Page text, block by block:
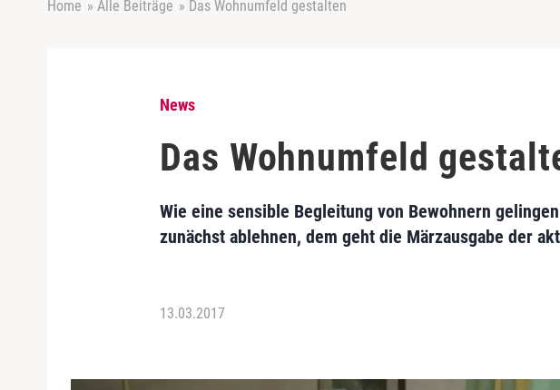
Home » Alle Beiträge » Das Wohnumfeld gestalten
News
Das Wohnumfeld
Wie eine sensible Begleitung von Bewohnern
zunächst ablehnen, dem geht die Märzausgabe der
13.03.2017